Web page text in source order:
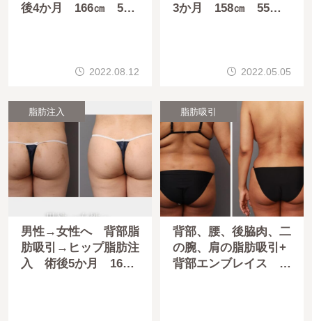
後4か月 166㎝ 55
2022.08.12
3か月 158㎝ 55㎏
2022.05.05
脂肪注入
男性→女性へ 背部脂
肪吸引→ヒップ脂肪注
入 術後5か月 165
脂肪吸引
背部、腰、後脇肉、二
の腕、肩の脂肪吸引+
背部エンブレイス 術